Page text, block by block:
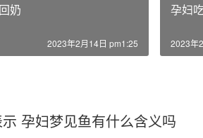
奶
2023年2月14日 pm1:25
孕妇
2023年
孕妇梦见鱼有什么含义吗